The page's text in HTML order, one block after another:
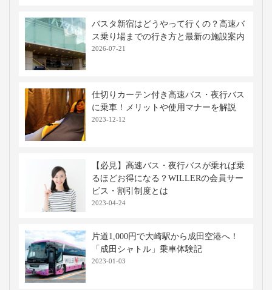
バスタ新宿はどうやって行くの？高速バ
ス乗り場までの行き方と最新の施設案内
2026-07-21
仕切りカーテン付き高速バス・夜行バス
に乗車！メリットや使用マナーを解説
2023-12-12
【必見】高速バス・夜行バスが乗れば乗
るほどお得になる？WILLERの会員サー
ビス・割引制度とは
2023-04-24
片道1,000円で大崎駅から成田空港へ！
「成田シャトル」乗車体験記
2023-01-03